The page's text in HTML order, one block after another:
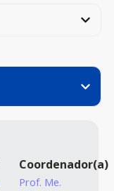
Coordenador(a)
Prof. Me.